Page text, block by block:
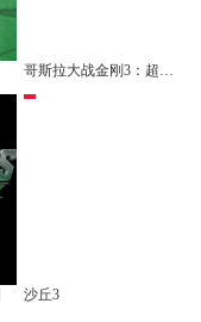
哥斯拉大战金刚3：超新星之战
沙丘3